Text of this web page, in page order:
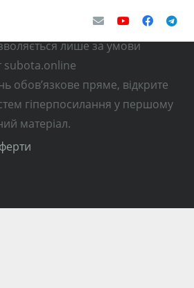
з інтернет-видання
лише за умови
subota.online
обов’язкове пряме, відкрите
гіперпосилання у першому
матеріал.